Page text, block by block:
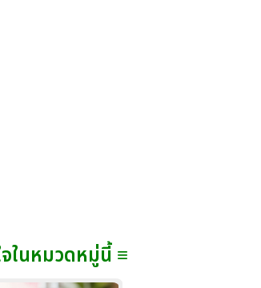
จในหมวดหมู่นี้ ≡